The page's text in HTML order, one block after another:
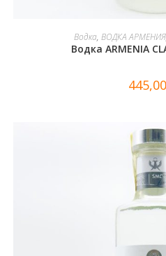
В
Водка, ВОДКА АРМЕНИЯ
Водка ARMENIA
445,00